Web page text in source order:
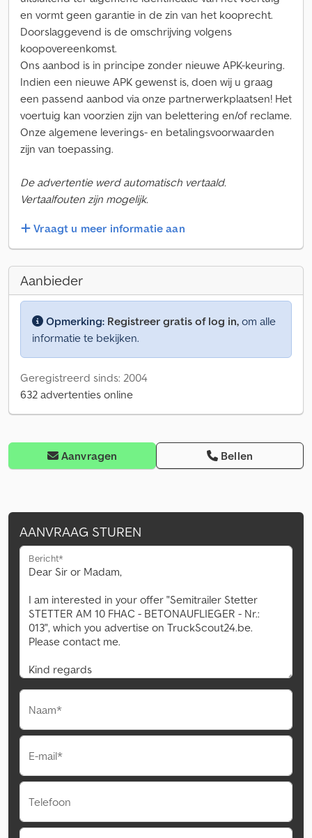
en vormt geen garantie in de zin van het kooprecht.
Doorslaggevend is de omschrijving volgens
koopovereenkomst.
Ons aanbod is in principe zonder nieuwe APK-keuring.
Indien een nieuwe APK gewenst is, doen wij u graag
een passend aanbod via onze partnerwerkplaatsen! Het
voertuig kan voorzien zijn van belettering en/of reclame.
Onze algemene leverings- en betalingsvoorwaarden
zijn van toepassing.
De advertentie werd automatisch vertaald.
Vertaalfouten zijn mogelijk.
Vraagt u meer informatie aan
Aanbieder
Opmerking: Registreer gratis of log in, om alle
informatie te bekijken.
Geregistreerd sinds: 2004
632 advertenties online
Aanvragen Bellen
AANVRAAG STUREN
Bericht*
Naam*
E-mail*
Telefoon